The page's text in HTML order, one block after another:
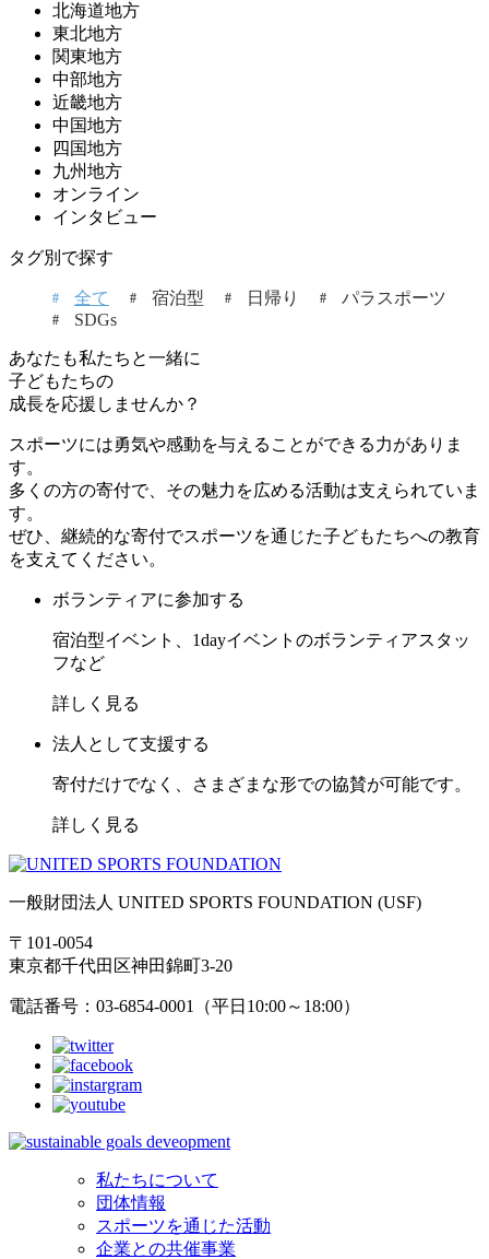
北海道地方
東北地方
関東地方
中部地方
近畿地方
中国地方
四国地方
九州地方
オンライン
インタビュー
タグ別で探す
全て 宿泊型 日帰り
パラスポーツ
SDGs
あなたも私たちと一緒に
子どもたちの
成長を応援しませんか？
スポーツには勇気や感動を与えることができる力がありま
す。
多くの方の寄付で、その魅力を広める活動は支えられていま
す。
ぜひ、継続的な寄付でスポーツを通じた子どもたちへの教育
を支えてください。
ボランティアに参加する
宿泊型イベント、1dayイベントのボランティアスタッ
フなど
詳しく見る
法人として支援する
寄付だけでなく、さまざまな形での協賛が可能です。
詳しく見る
一般財団法人 UNITED SPORTS FOUNDATION (USF)
〒101-0054
東京都千代田区神田錦町3-20
電話番号：03-6854-0001（平日10:00～18:00）
私たちについて
団体情報
スポーツを通じた活動
企業との共催事業